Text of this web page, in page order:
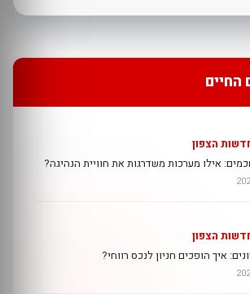
החיים
הצפון
אילו מערכות משדרגות את חוויית הנהיגה?
הצפון
איך הופכים חניון לנכס רווחי?